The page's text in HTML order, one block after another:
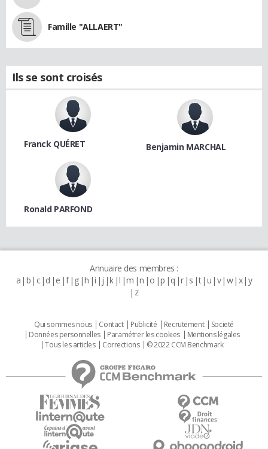
Famille "ALLAERT"
Ils se sont croisés
Franck QUÉRET Benjamin MARCHAL
Ronald PARFOND
Annuaire des membres :
a b c d e f g h i j k l m n o p q r s t u v w x y
z
Qui sommes nous Contact Publicité Recrutement
Societé
Données personnelles
Paramétrer les cookies
Mentions légales
Tous les articles
Corrections © 2022 CCM Benchmark